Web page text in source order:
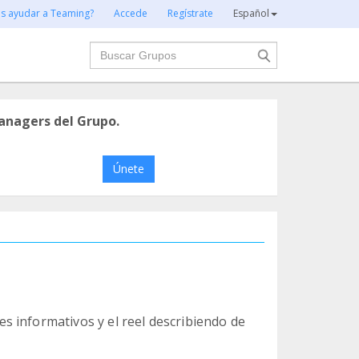
ayudar a Teaming? Accede Regístrate Español
Buscar
del Grupo.
Únete
informativos y el reel describiendo de